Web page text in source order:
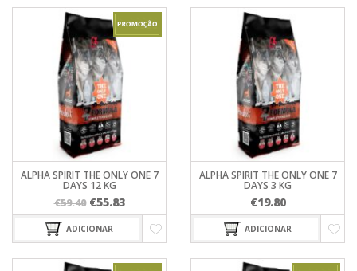
€53.40.€50.73.
ALPHA SPIRIT THE ONLY ONE 7
DAYS 12 KG
€59.40 O
preço
original
€59.40.
€55.83O
preço
atual
€55.83.
ADICIONAR
ALPHA SPIRIT THE ONLY ONE 7
DAYS 3 KG
€19.80
ADICIONAR